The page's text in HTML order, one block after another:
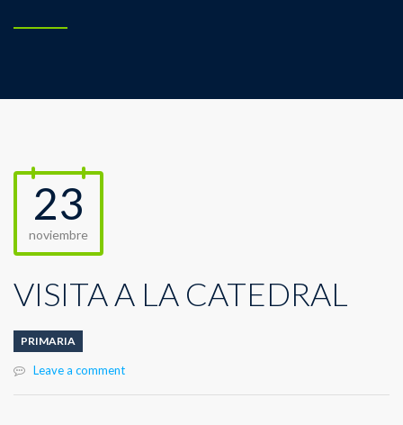
23
noviembre
VISITA A LA CATEDRAL
PRIMARIA
Leave a comment